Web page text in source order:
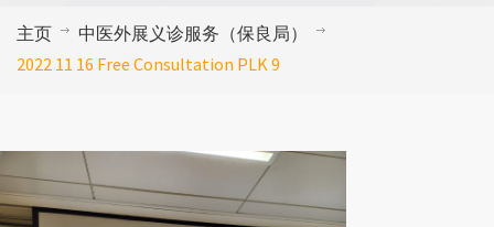
主页
中医外展义诊服务（保良局）
2022 11 16 Free Consultation PLK 9